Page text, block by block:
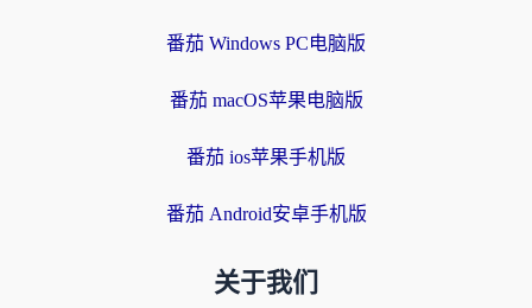
番茄 Windows PC电脑版
番茄 macOS苹果电脑版
番茄 ios苹果手机版
番茄 Android安卓手机版
关于我们